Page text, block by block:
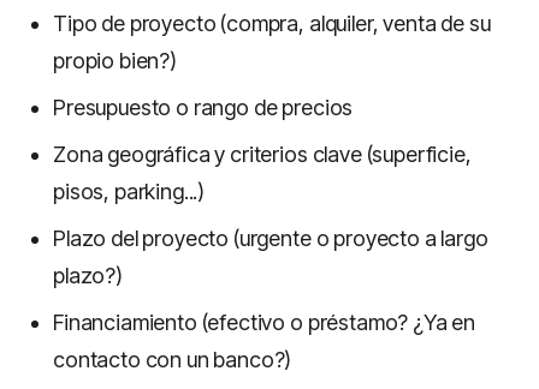
Tipo de proyecto (compra, alquiler, venta de su
propio bien?)
Presupuesto o rango de precios
Zona geográfica y criterios clave (superficie,
pisos, parking...)
Plazo del proyecto (urgente o proyecto a largo
plazo?)
Financiamiento (efectivo o préstamo? ¿Ya en
contacto con un banco?)